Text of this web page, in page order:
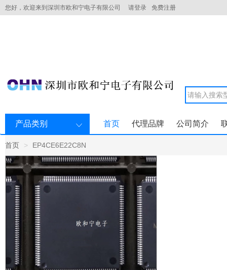
您好，欢迎来到深圳市欧和宁电子有限公司 请登录 免费注册
产品类别 首页 代理品牌 公司简介
首页 EP4CE6E22C8N